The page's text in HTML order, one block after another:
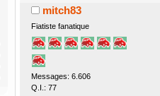
mitch83
Fiatiste fanatique
Messages: 6.606
Q.I.: 77